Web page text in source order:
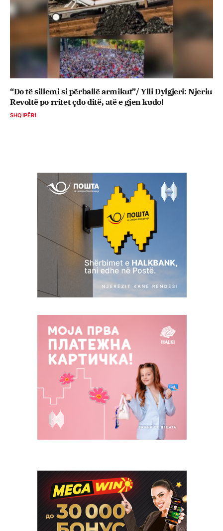
“Do të sillemi si përballë armikut”/ Ylli Dylgjeri: Njeriu
Revoltë po rritet çdo ditë, atë e gjen kudo!
SHQIPËRI